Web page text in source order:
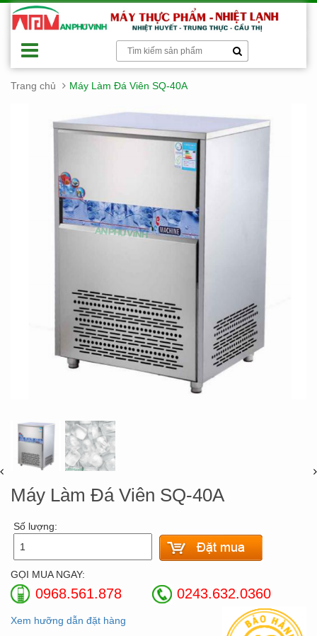
Trang chủ Máy Làm Đá Viên SQ-40A
Máy Làm Đá Viên SQ-40A
Số lượng:
GỌI MUA NGAY:
0968.561.878 0243.632.0360
Xem hưỡng dẫn đặt hàng